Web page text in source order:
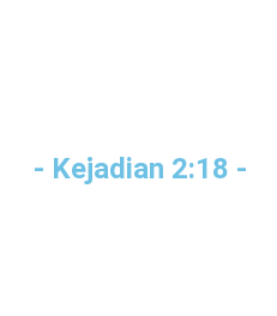
- Kejadian 2:18 -